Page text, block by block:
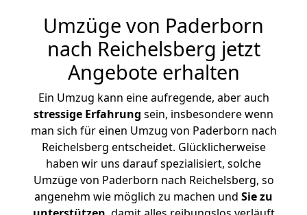
Umzüge von Paderborn
nach Reichelsberg jetzt
Angebote erhalten
Ein Umzug kann eine aufregende, aber auch
stressige Erfahrung sein, insbesondere wenn
man sich für einen Umzug von Paderborn nach
Reichelsberg entscheidet. Glücklicherweise
haben wir uns darauf spezialisiert, solche
Umzüge von Paderborn nach Reichelsberg, so
angenehm wie möglich zu machen und Sie zu